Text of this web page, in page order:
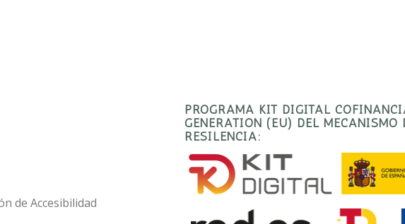
de Accesibilidad
PROGRAMA KIT DIGITAL
GENERATION (EU) DEL MECANISMO
RESILENCIA: